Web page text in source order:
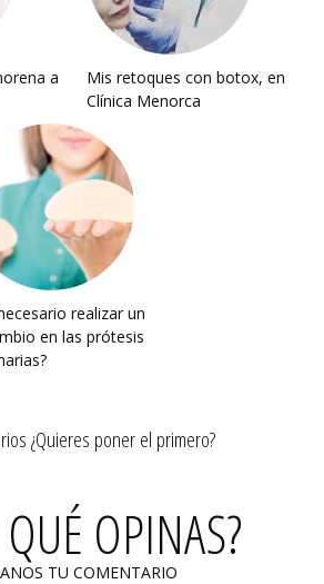
a
Mis retoques con botox, en
Clínica Menorca
realizar un
en las prótesis
¿Quieres poner el primero?
OPINAS?
TU COMENTARIO